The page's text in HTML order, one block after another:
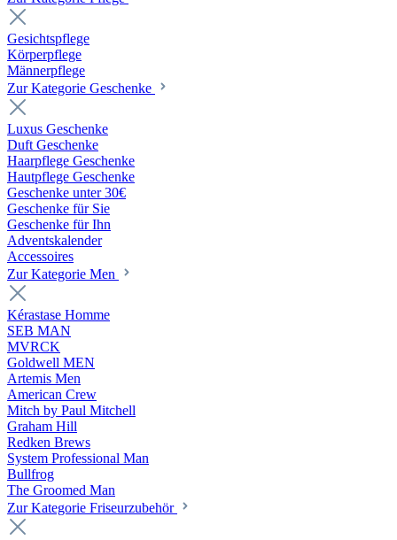
Gesichtspflege
Körperpflege
Männerpflege
Zur Kategorie Geschenke
Luxus Geschenke
Duft Geschenke
Haarpflege Geschenke
Hautpflege Geschenke
Geschenke unter 30€
Geschenke für Sie
Geschenke für Ihn
Adventskalender
Accessoires
Zur Kategorie Men
Kérastase Homme
SEB MAN
MVRCK
Goldwell MEN
Artemis Men
American Crew
Mitch by Paul Mitchell
Graham Hill
Redken Brews
System Professional Man
Bullfrog
The Groomed Man
Zur Kategorie Friseurzubehör